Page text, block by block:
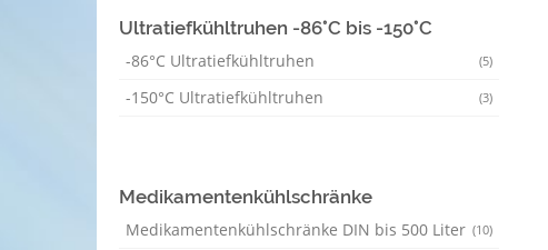
Ultratiefkühltruhen -86°C bis -150°C
(5)
-86°C Ultratiefkühltruhen
(3)
-150°C Ultratiefkühltruhen
Medikamentenkühlschränke
(10)
Medikamentenkühlschränke DIN bis 500 Liter